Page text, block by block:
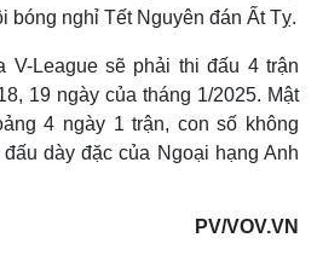
bóng nghỉ Tết Nguyên đán Ất Tỵ.
V-League sẽ phải thi đấu 4 trận
19 ngày của tháng 1/2025. Mật
4 ngày 1 trận, con số không
dày đặc của Ngoại hạng Anh
PV/VOV.VN